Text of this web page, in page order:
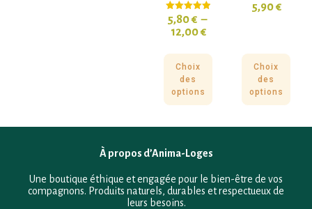
Note
5.00
sur 5
5,80€ –
12,00€
Choix
des
options
5,90€
Choix
des
options
À propos d’Anima-Loges
Une boutique éthique et engagée pour le bien-être de vos
compagnons. Produits naturels, durables et respectueux de
leurs besoins.